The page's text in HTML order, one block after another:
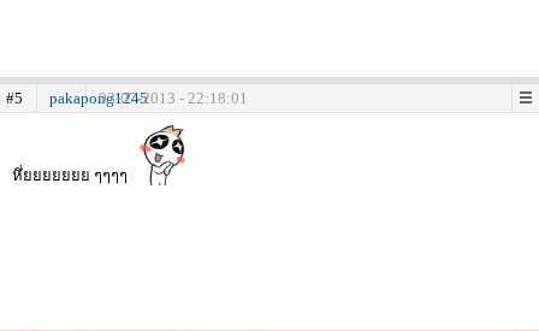
#5 pakapong124503-07-2013 - 22:18:01
หึ่ยยยยยยย ๆๆๆๆ